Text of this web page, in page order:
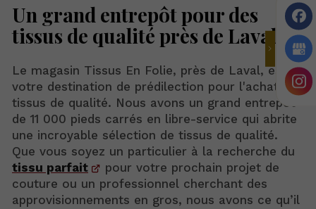
Un grand entrepôt pour des
tissus de qualité près de Laval
Le magasin Tissus En Folie, près de Laval, est
votre destination de prédilection pour l'achat de
tissus de qualité. Nous avons un grand entrepôt
de 11 000 pieds carrés en libre-service qui abrite
une incroyable sélection de tissus de qualité.
Que vous soyez un particulier à la recherche du
tissu parfait
pour votre prochain projet de
couture ou un professionnel cherchant des
approvisionnements en gros, nous avons ce qu’il